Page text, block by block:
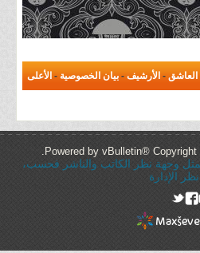
العاشق - الأرشيف - بيان الخصوصية - الأعلى
Powered by vBulletin®
وجهة نظر الكاتب والناشر فحسب،
الإدارة